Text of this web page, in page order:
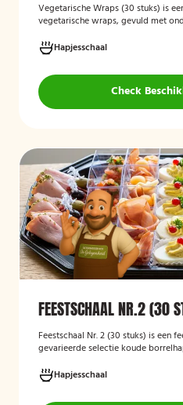
Vegetarische Wraps (30 stuks) is
vegetarische wraps, gevuld met
smaakvolle en kleurrijke keuze voor
bijeenkomsten, geschikt voor
Hapjesschaal
Check
FEESTSCHAAL NR.2 (30
Feestschaal Nr. 2 (30 stuks) is een
gevarieerde selectie koude
feestelijke gelegenheden en biedt
oplossing voor het serveren van
Hapjesschaal